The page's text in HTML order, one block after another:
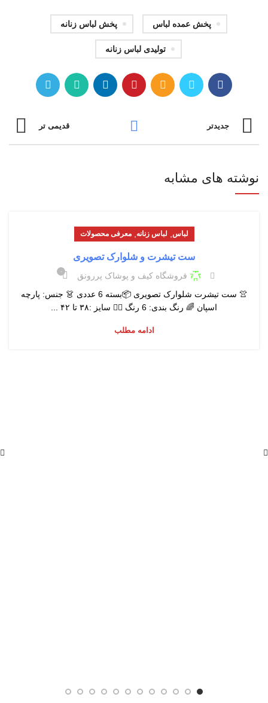
پخش عمده لباس پخش لباس زنانه
تولیدی لباس زنانه
جدیدتر قدیمی تر
نوشته های مشابه
لباس لباس زنانه ,معرفی محصولات
ست تیشرت و شلوارک تصویری
فروشگاه کیف و پوشاک پررونق ۰
👚 ست تیشرت شلوارک تصویری 📦بسته 6 عددی 👗 جنس: پارچه
اسپان 🌈 رنگ بندی: 6 رنگ 👯‍♂ سایز :۳۸ تا ۴۲ ...
ادامه مطلب